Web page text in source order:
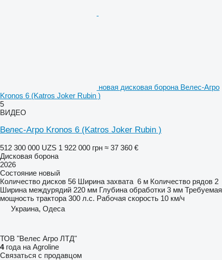
новая дисковая борона Велес-Агро
Kronos 6 (Katros Joker Rubin )
5
ВИДЕО
Велес-Агро Kronos 6 (Katros Joker Rubin )
512 300 000 UZS 1 922 000 грн ≈ 37 360 €
Дисковая борона
2026
Состояние новый
Количество дисков 56 Ширина захвата 6 м Количество рядов 2
Ширина междурядий 220 мм Глубина обработки 3 мм Требуемая
мощность трактора 300 л.с. Рабочая скорость 10 км/ч
Украина, Одеса
ТОВ "Велес Агро ЛТД"
4года на Agroline
Связаться с продавцом